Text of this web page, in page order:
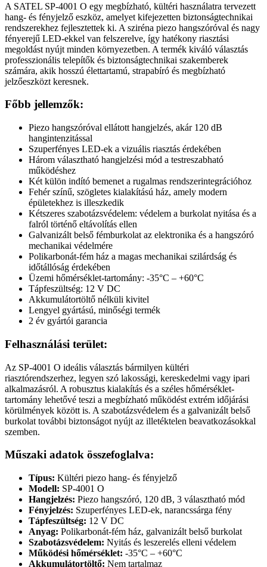
A SATEL SP-4001 O egy megbízható, kültéri használatra tervezett
hang- és fényjelző eszköz, amelyet kifejezetten biztonságtechnikai
rendszerekhez fejlesztettek ki. A sziréna piezo hangszóróval és nagy
fényerejű LED-ekkel van felszerelve, így hatékony riasztási
megoldást nyújt minden környezetben. A termék kiváló választás
professzionális telepítők és biztonságtechnikai szakemberek
számára, akik hosszú élettartamú, strapabíró és megbízható
jelzőeszközt keresnek.
Főbb jellemzők:
Piezo hangszóróval ellátott hangjelzés, akár 120 dB
hangintenzitással
Szuperfényes LED-ek a vizuális riasztás érdekében
Három választható hangjelzési mód a testreszabható
működéshez
Két külön indító bemenet a rugalmas rendszerintegrációhoz
Fehér színű, szögletes kialakítású ház, amely modern
épületekhez is illeszkedik
Kétszeres szabotázsvédelem: védelem a burkolat nyitása és a
falról történő eltávolítás ellen
Galvanizált belső fémburkolat az elektronika és a hangszóró
mechanikai védelmére
Polikarbonát-fém ház a magas mechanikai szilárdság és
időtállóság érdekében
Üzemi hőmérséklet-tartomány: -35°C – +60°C
Tápfeszültség: 12 V DC
Akkumulátortöltő nélküli kivitel
Lengyel gyártású, minőségi termék
2 év gyártói garancia
Felhasználási terület:
Az SP-4001 O ideális választás bármilyen kültéri
riasztórendszerhez, legyen szó lakossági, kereskedelmi vagy ipari
alkalmazásról. A robusztus kialakítás és a széles hőmérséklet-
tartomány lehetővé teszi a megbízható működést extrém időjárási
körülmények között is. A szabotázsvédelem és a galvanizált belső
burkolat további biztonságot nyújt az illetéktelen beavatkozásokkal
szemben.
Műszaki adatok összefoglalva:
Típus: Kültéri piezo hang- és fényjelző
Modell: SP-4001 O
Hangjelzés: Piezo hangszóró, 120 dB, 3 választható mód
Fényjelzés: Szuperfényes LED-ek, narancssárga fény
Tápfeszültség: 12 V DC
Anyag: Polikarbonát-fém ház, galvanizált belső burkolat
Szabotázsvédelem: Nyitás és leszerelés elleni védelem
Működési hőmérséklet: -35°C – +60°C
Akkumulátortöltő: Nem tartalmaz